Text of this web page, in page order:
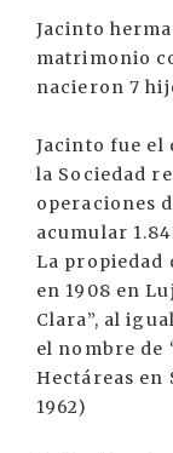
Jacinto
matrimonio
nacieron 7
Jacinto fue el
la Sociedad
operaciones
acumular
La propiedad
en 1908 en
Clara”, al
el nombre de
Hectáreas en
1962)